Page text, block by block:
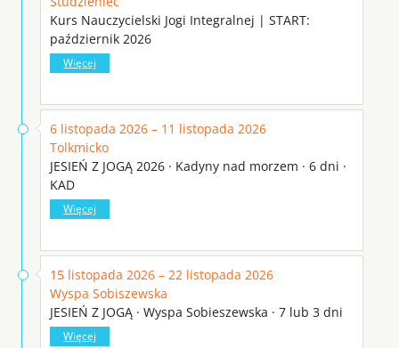
Kurs Nauczycielski Jogi Integralnej | START:
październik 2026
Więcej
6 listopada 2026 – 11 listopada 2026
Tolkmicko
JESIEŃ Z JOGĄ 2026 · Kadyny nad morzem · 6 dni ·
KAD
Więcej
15 listopada 2026 – 22 listopada 2026
Wyspa Sobiszewska
JESIEŃ Z JOGĄ · Wyspa Sobieszewska · 7 lub 3 dni
Więcej